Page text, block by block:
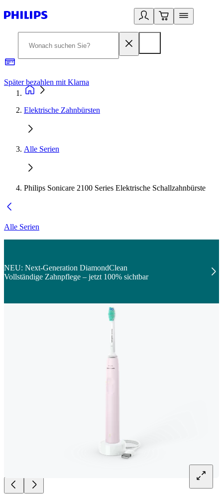
Später bezahlen mit Klarna
Elektrische Zahnbürsten
Alle Serien
Philips Sonicare 2100 Series Elektrische Schallzahnbürste
Alle Serien
NEU: Next-Generation DiamondClean
Vollständige Zahnpflege – jetzt 100% sichtbar